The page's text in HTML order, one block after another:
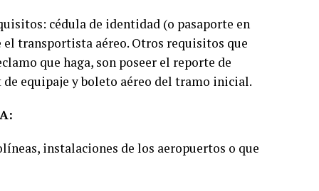
cédula de identidad (o pasaporte en
el transportista aéreo. Otros requisitos que
que haga, son poseer el reporte de
equipaje y boleto aéreo del tramo inicial.
instalaciones de los aeropuertos o que